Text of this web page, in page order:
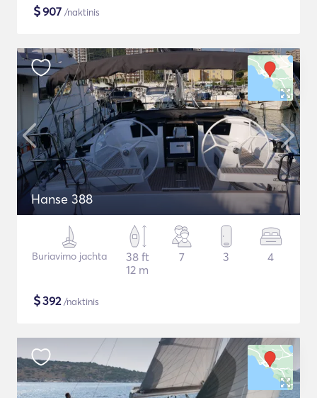
$907 /naktinis
Hanse 388
Buriavimo jachta
38 ft
12 m
7 3 4
$392/naktinis